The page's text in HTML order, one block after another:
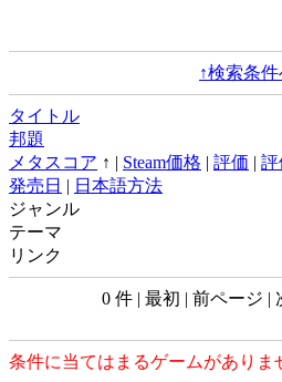
↑検索条
タイトル
邦題
メタスコア ↑ | Steam価格 | 評価 | 評
発売日 | 日本語方法
ジャンル
テーマ
リンク
0 件 | 最初 | 前ページ |
条件に当てはまるゲームがありま